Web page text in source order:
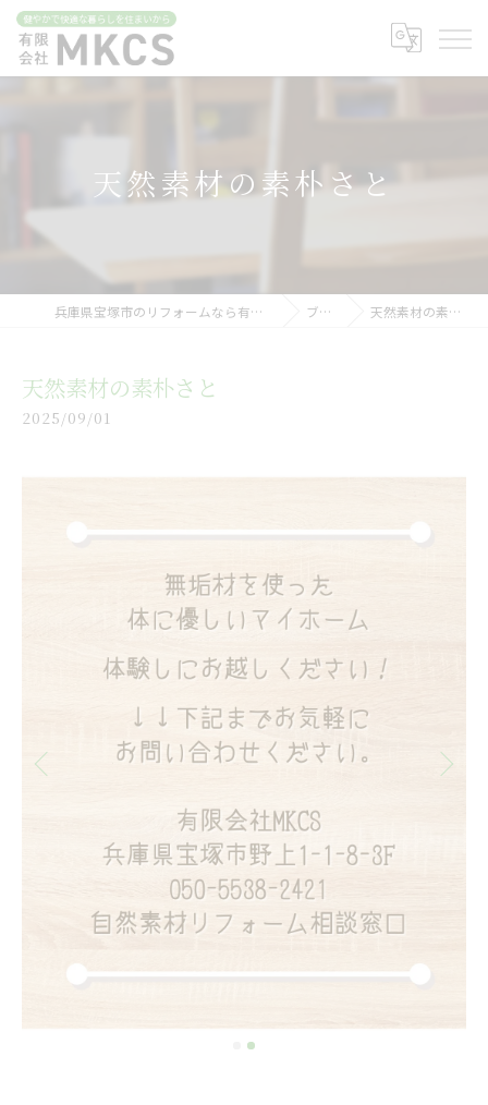
天然素材の素朴さと
兵庫県宝塚市のリフォームなら有限会社MKCS ブログ 天然素材の素朴さと
天然素材の素朴さと
2025/09/01